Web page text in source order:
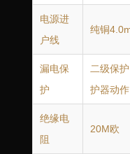
电源进
户线
纯铜
漏电保
护
二级保
护器动作
绝缘电
阻
20M欧